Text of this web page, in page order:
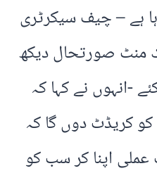
ہے – چیف سیکرٹری
منٹ صورتحال دیکھ
-انہوں نے کہا کہ
کریڈٹ دوں گا کہ
اپنا کر سب کو